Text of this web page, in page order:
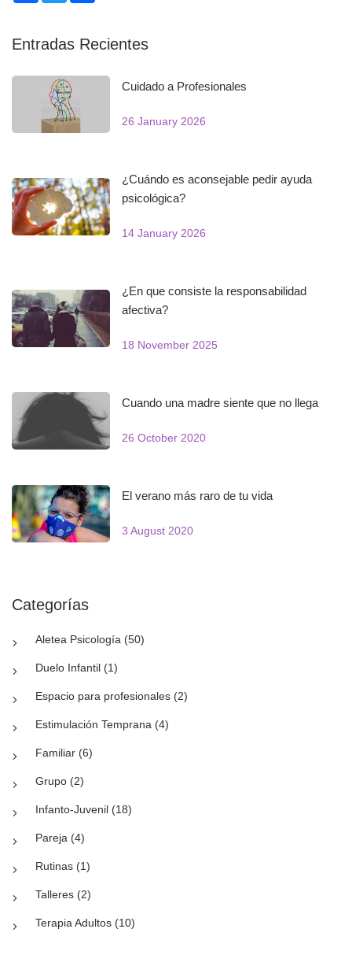
Entradas Recientes
Cuidado a Profesionales
26 January 2026
¿Cuándo es aconsejable pedir ayuda
psicológica?
14 January 2026
¿En que consiste la responsabilidad
afectiva?
18 November 2025
Cuando una madre siente que no llega
26 October 2020
El verano más raro de tu vida
3 August 2020
Categorías
Aletea Psicología (50)
Duelo Infantil (1)
Espacio para profesionales (2)
Estimulación Temprana (4)
Familiar (6)
Grupo (2)
Infanto-Juvenil (18)
Pareja (4)
Rutinas (1)
Talleres (2)
Terapia Adultos (10)